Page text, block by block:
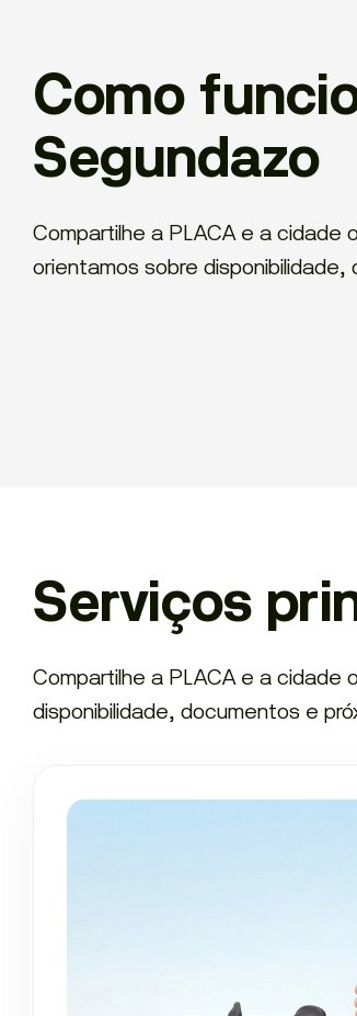
Como
Segundazo
Compartilhe a PLACA e a
orientamos sobre
Serviços
Compartilhe a PLACA e a
disponibilidade, documentos e